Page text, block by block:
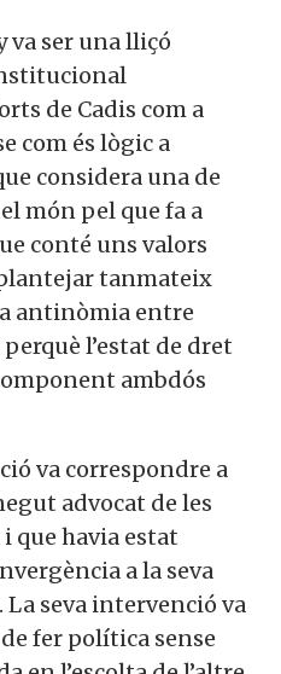
va ser una lliçó
de Cadis com a
com és lògic a
considera una de
món pel que fa a
conté uns valors
tanmateix
antinòmia entre
l’estat de dret
ambdós
va correspondre a
advocat de les
que havia estat
a la seva
La seva intervenció va
fer política sense